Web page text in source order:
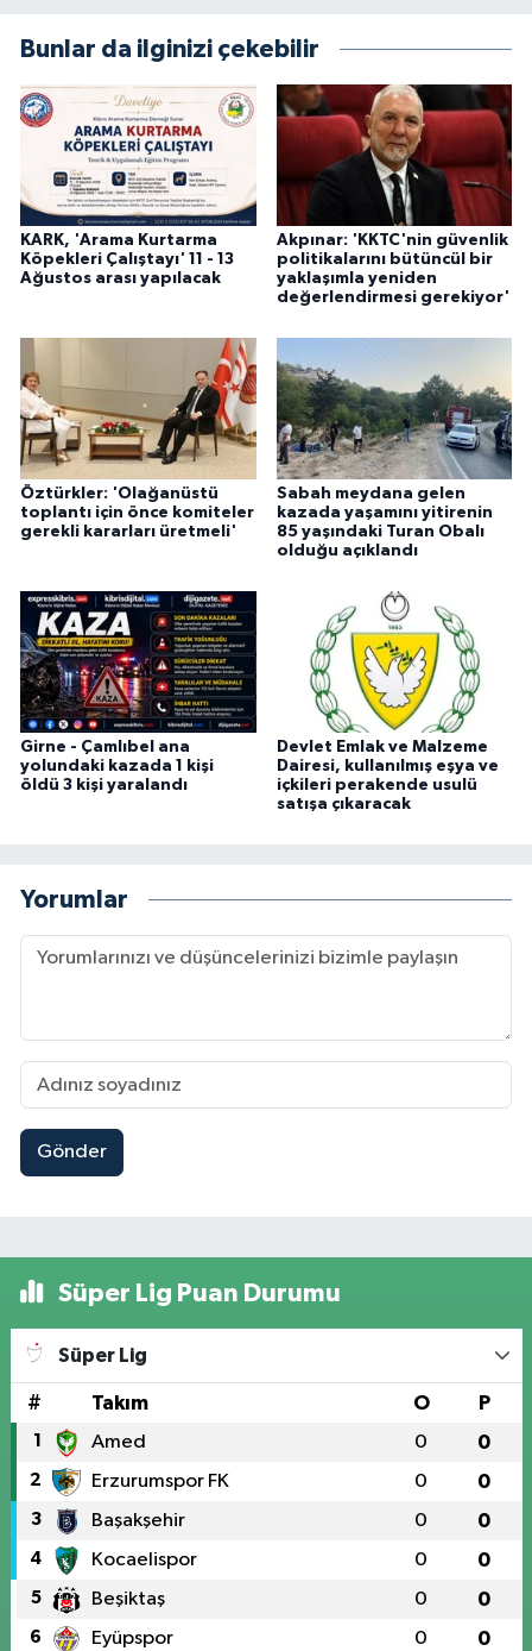
Bunlar da ilginizi çekebilir
KARK, 'Arama Kurtarma
Köpekleri Çalıştayı' 11 - 13
Ağustos arası yapılacak
Akpınar: 'KKTC'nin güvenlik
politikalarını bütüncül bir
yaklaşımla yeniden
değerlendirmesi gerekiyor'
Öztürkler: 'Olağanüstü
toplantı için önce komiteler
gerekli kararları üretmeli'
Sabah meydana gelen
kazada yaşamını yitirenin
85 yaşındaki Turan Obalı
olduğu açıklandı
Girne - Çamlıbel ana
yolundaki kazada 1 kişi
öldü 3 kişi yaralandı
Devlet Emlak ve Malzeme
Dairesi, kullanılmış eşya ve
içkileri perakende usulü
satışa çıkaracak
Yorumlar
Gönder
Süper Lig Puan Durumu
Süper Lig
# Takım O P
1 Amed 0 0
2 Erzurumspor FK 0 0
3 Başakşehir 0 0
4 Kocaelispor 0 0
5 Beşiktaş 0 0
6 Eyüpspor 0 0